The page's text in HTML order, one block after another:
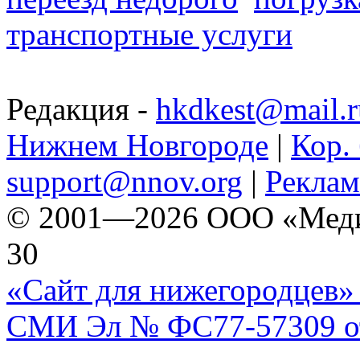
транспортные услуги
Редакция -
Нижнем Новгороде | Кор.
support@nnov.org |
© 2001—2026 ООО
30
«Сайт для нижегородцев»
СМИ Эл № ФС77-57309